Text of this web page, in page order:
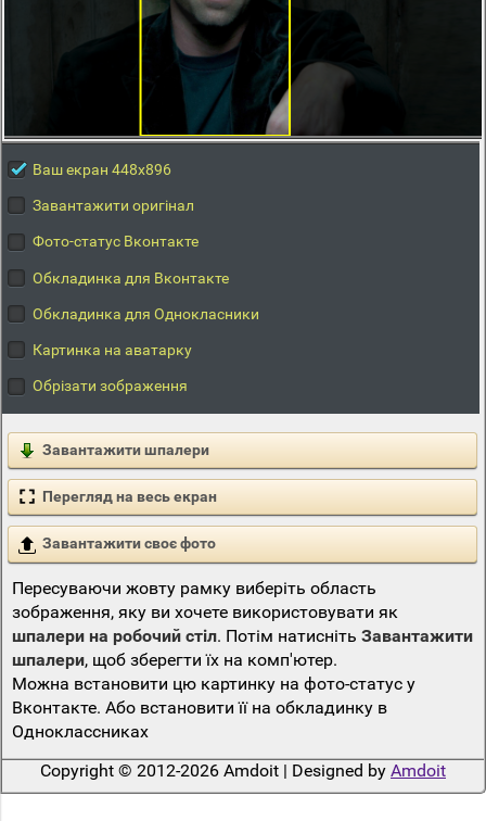
Ваш екран 448x896
Завантажити оригінал
Фото-статус Вконтакте
Обкладинка для Вконтакте
Обкладинка для Однокласники
Картинка на аватарку
Обрізати зображення
Завантажити шпалери
Перегляд на весь екран
Завантажити своє фото
Пересуваючи жовту рамку виберіть область
зображення, яку ви хочете використовувати як
шпалери на робочий стіл. Потім натисніть Завантажити
шпалери, щоб зберегти їх на комп'ютер.
Можна встановити цю картинку на фото-статус у
Вконтакте. Або встановити її на обкладинку в
Одноклассниках
Copyright © 2012-2026 Amdoit | Designed by Amdoit